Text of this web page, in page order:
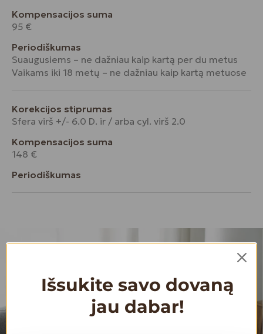
Kompensacijos suma
95 €
Periodiškumas
Suaugusiems – ne dažniau kaip kartą per du metus
Vaikams iki 18 metų – ne dažniau kaip kartą metuose
Korekcijos stiprumas
Sfera virš +/- 6.0 D. ir / arba cyl. virš 2.0
Kompensacijos suma
148 €
Periodiškumas
Išsukite savo dovaną
jau dabar!